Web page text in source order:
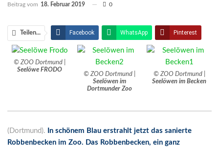
Beitrag vom 18. Februar 2019 0
Teilen... Facebook WhatsApp Pinterest
Email Linkedin Telegram
Facebook Messenger
© ZOO Dortmund |
Seelöwe FRODO
© ZOO Dortmund |
Seelöwen im
Dortmunder Zoo
© ZOO Dortmund |
Seelöwen im Becken
(Dortmund).
In schönem Blau erstrahlt jetzt das sanierte
Robbenbecken im Zoo. Das Robbenbecken, ein ganz